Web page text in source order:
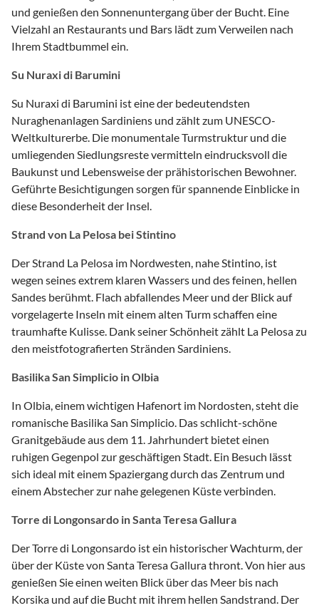
und genießen den Sonnenuntergang über der Bucht. Eine
Vielzahl an Restaurants und Bars lädt zum Verweilen nach
Ihrem Stadtbummel ein.
Su Nuraxi di Barumini
Su Nuraxi di Barumini ist eine der bedeutendsten
Nuraghenanlagen Sardiniens und zählt zum UNESCO-
Weltkulturerbe. Die monumentale Turmstruktur und die
umliegenden Siedlungsreste vermitteln eindrucksvoll die
Baukunst und Lebensweise der prähistorischen Bewohner.
Geführte Besichtigungen sorgen für spannende Einblicke in
diese Besonderheit der Insel.
Strand von La Pelosa bei Stintino
Der Strand La Pelosa im Nordwesten, nahe Stintino, ist
wegen seines extrem klaren Wassers und des feinen, hellen
Sandes berühmt. Flach abfallendes Meer und der Blick auf
vorgelagerte Inseln mit einem alten Turm schaffen eine
traumhafte Kulisse. Dank seiner Schönheit zählt La Pelosa zu
den meistfotografierten Stränden Sardiniens.
Basilika San Simplicio in Olbia
In Olbia, einem wichtigen Hafenort im Nordosten, steht die
romanische Basilika San Simplicio. Das schlicht-schöne
Granitgebäude aus dem 11. Jahrhundert bietet einen
ruhigen Gegenpol zur geschäftigen Stadt. Ein Besuch lässt
sich ideal mit einem Spaziergang durch das Zentrum und
einem Abstecher zur nahe gelegenen Küste verbinden.
Torre di Longonsardo in Santa Teresa Gallura
Der Torre di Longonsardo ist ein historischer Wachturm, der
über der Küste von Santa Teresa Gallura thront. Von hier aus
genießen Sie einen weiten Blick über das Meer bis nach
Korsika und auf die Bucht mit ihrem hellen Sandstrand. Der